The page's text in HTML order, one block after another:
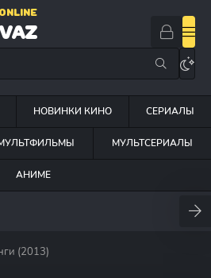
НОВИНКИ КИНО СЕРИАЛЫ
МУЛЬТСЕРИАЛЫ
АНИМЕ
(2013)